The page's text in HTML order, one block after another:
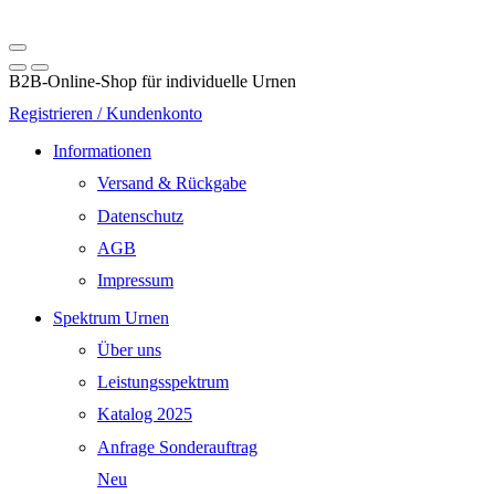
B2B-Online-Shop für individuelle Urnen
Registrieren / Kundenkonto
Informationen
Versand & Rückgabe
Datenschutz
AGB
Impressum
Spektrum Urnen
Über uns
Leistungsspektrum
Katalog 2025
Anfrage Sonderauftrag
Neu